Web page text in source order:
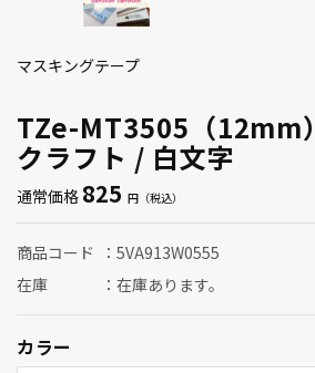
TZe-MT3505（12mm
クラフト / 白文字
マスキングテープ
通常価格 825
商品コード
5VA913W0555
在庫
在庫あります。
カラー